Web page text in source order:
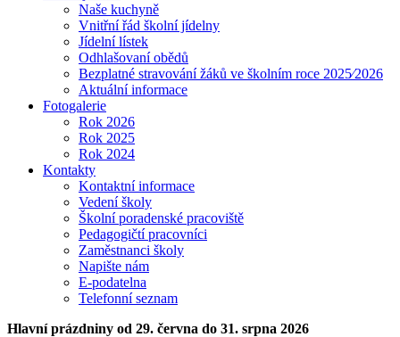
Naše kuchyně
Vnitřní řád školní jídelny
Jídelní lístek
Odhlašovaní obědů
Bezplatné stravování žáků ve školním roce 2025⁄2026
Aktuální informace
Fotogalerie
Rok 2026
Rok 2025
Rok 2024
Kontakty
Kontaktní informace
Vedení školy
Školní poradenské pracoviště
Pedagogičtí pracovníci
Zaměstnanci školy
Napište nám
E-podatelna
Telefonní seznam
Hlavní prázdniny od 29. června do 31. srpna 2026